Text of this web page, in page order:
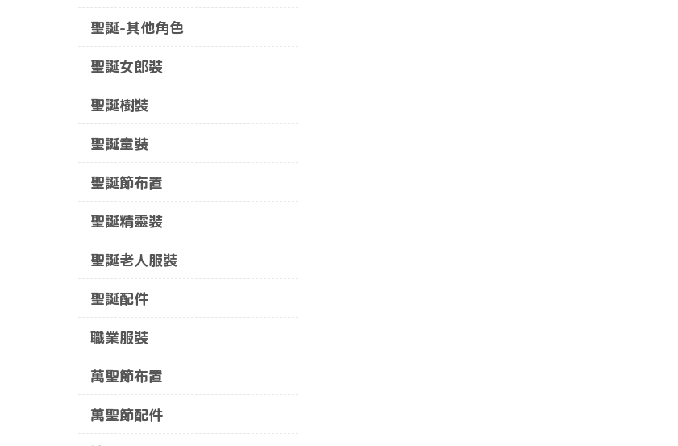
聖誕-其他角色
聖誕女郎裝
聖誕樹裝
聖誕童裝
聖誕節布置
聖誕精靈裝
聖誕老人服裝
聖誕配件
職業服裝
萬聖節布置
萬聖節配件